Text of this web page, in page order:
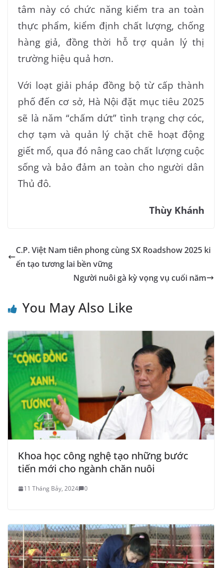
tâm này có chức năng kiểm tra an toàn
thực phẩm, kiểm định chất lượng, chống
hàng giả, đồng thời hỗ trợ quản lý thị
trường hiệu quả hơn.
Với loạt giải pháp đồng bộ từ cấp thành
phố đến cơ sở, Hà Nội đặt mục tiêu 2025
sẽ là năm “chấm dứt” tình trạng chợ cóc,
chợ tạm và quản lý chặt chẽ hoạt động
giết mổ, qua đó nâng cao chất lượng cuộc
sống và bảo đảm an toàn cho người dân
Thủ đô.
Thùy Khánh
C.P. Việt Nam tiên phong cùng SX Roadshow 2025 ki
ến tạo tương lai bền vững
Người nuôi gà kỳ vọng vụ cuối năm
You May Also Like
Khoa học công nghệ tạo những bước
tiến mới cho ngành chăn nuôi
11 Tháng Bảy, 2024 0